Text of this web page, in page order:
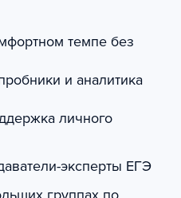
темпе без
и аналитика
личного
эксперты ЕГЭ